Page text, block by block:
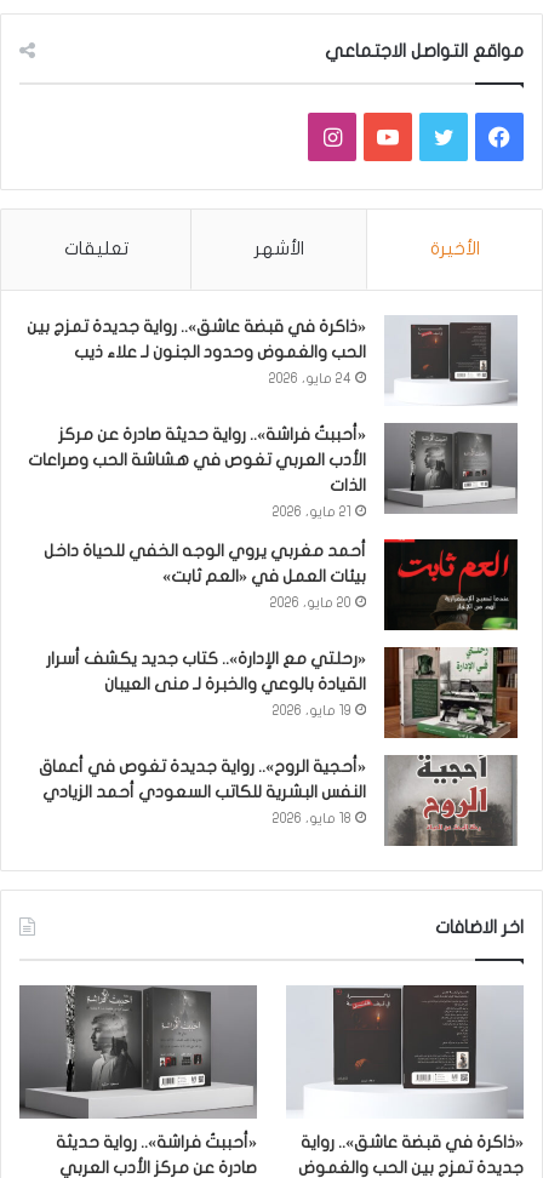
مواقع التواصل الاجتماعي
فيسبوكتويتر يوتيوبانستقرام
الأخيرة الأشهر تعليقات
«ذاكرة في قبضة عاشق».. رواية جديدة تمزج بين
الحب والغموض وحدود الجنون لـ علاء ذيب
24 مايو، 2026
«أحببتُ فراشة».. رواية حديثة صادرة عن مركز
الأدب العربي تغوص في هشاشة الحب وصراعات
الذات
21 مايو، 2026
أحمد مغربي يروي الوجه الخفي للحياة داخل
بيئات العمل في «العم ثابت»
20 مايو، 2026
«رحلتي مع الإدارة».. كتاب جديد يكشف أسرار
القيادة بالوعي والخبرة لـ منى العيبان
19 مايو، 2026
«أحجية الروح».. رواية جديدة تغوص في أعماق
النفس البشرية للكاتب السعودي أحمد الزيادي
18 مايو، 2026
اخر الاضافات
«ذاكرة في قبضة عاشق».. رواية
جديدة تمزج بين الحب والغموض
«أحببتُ فراشة».. رواية حديثة
صادرة عن مركز الأدب العربي